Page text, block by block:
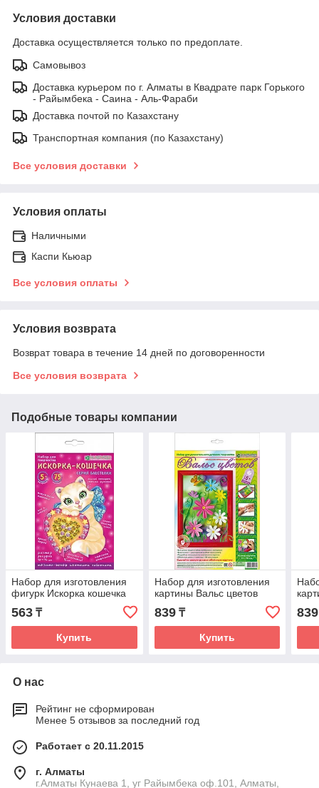
Условия доставки
Доставка осуществляется только по предоплате.
Самовывоз
Доставка курьером по г. Алматы в Квадрате парк Горького
- Райымбека - Саина - Аль-Фараби
Доставка почтой по Казахстану
Транспортная компания (по Казахстану)
Все условия доставки
Условия оплаты
Наличными
Каспи Кьюар
Все условия оплаты
Условия возврата
Возврат товара в течение 14 дней по договоренности
Все условия возврата
Подобные товары компании
Набор для изготовления
фигурк Искорка кошечка
563 ₸
Купить
Набор для изготовления
картины Вальс цветов
839₸
Купить
839
О нас
Рейтинг не сформирован
Менее 5 отзывов за последний год
Работает с 20.11.2015
г. Алматы
г.Алматы Кунаева 1, уг Райымбека оф.101, Алматы,